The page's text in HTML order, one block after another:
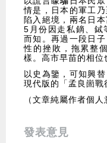
情是，日本的軍工
陷入絕境，兩名日
5月份因走私鏑、鋱
而知。再過一段日
性的挫敗，拖累整
樣。高市早苗的相位
以史為鑒，可知興
現代版的「孟良崮戰
（文章純屬作者個
發表意見